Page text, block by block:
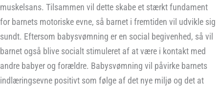
muskelsans. Tilsammen vil dette skabe et stærkt fundament
for barnets motoriske evne, så barnet i fremtiden vil udvikle sig
sundt. Eftersom babysvømning er en social begivenhed, så vil
barnet også blive socialt stimuleret af at være i kontakt med
andre babyer og forældre. Babysvømning vil påvirke barnets
indlæringsevne positivt som følge af det nye miljø og det at